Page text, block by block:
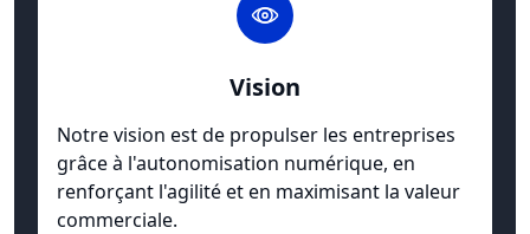
Vision
Notre vision est de propulser les entreprises
grâce à l'autonomisation numérique, en
renforçant l'agilité et en maximisant la valeur
commerciale.